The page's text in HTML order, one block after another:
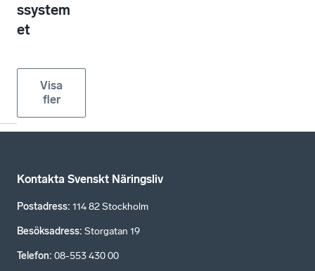
ssystem
et
Visa
fler
Kontakta Svenskt Näringsliv
Postadress: 114 82 Stockholm
Besöksadress: Storgatan 19
Telefon: 08-553 430 00